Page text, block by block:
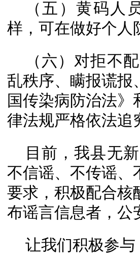
（五）黄码人
样，可在做好个人
（六）对拒不
乱秩序、瞒报谎报
国传染病防治法
律法规严格依法追
目前，我县无
不信谣、不传谣、
要求，积极配合核
布谣言信息者，公
让我们积极参